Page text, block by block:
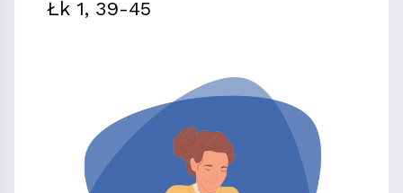
Łk 1, 39-45